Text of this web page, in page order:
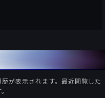
が表示されます。最近閲覧した